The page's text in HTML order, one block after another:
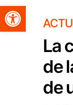
Obre la barra d'eines
La
de
de